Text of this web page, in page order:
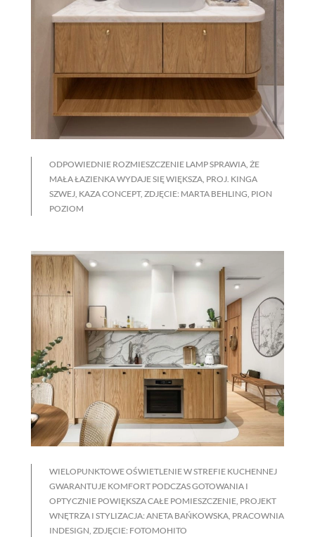
ODPOWIEDNIE ROZMIESZCZENIE LAMP SPRAWIA, ŻE
MAŁA ŁAZIENKA WYDAJE SIĘ WIĘKSZA, PROJ. KINGA
SZWEJ, KAZA CONCEPT, ZDJĘCIE: MARTA BEHLING, PION
POZIOM
WIELOPUNKTOWE OŚWIETLENIE W STREFIE KUCHENNEJ
GWARANTUJE KOMFORT PODCZAS GOTOWANIA I
OPTYCZNIE POWIĘKSZA CAŁE POMIESZCZENIE, PROJEKT
WNĘTRZA I STYLIZACJA: ANETA BAŃKOWSKA, PRACOWNIA
INDESIGN, ZDJĘCIE: FOTOMOHITO